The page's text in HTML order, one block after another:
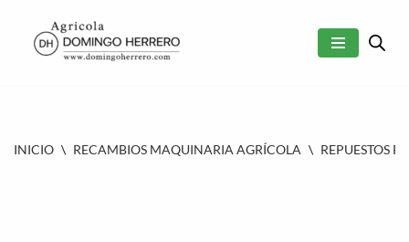
SALTAR
INICIO \ RECAMBIOS MAQUINARIA AGRÍCOLA \ REPUESTOS